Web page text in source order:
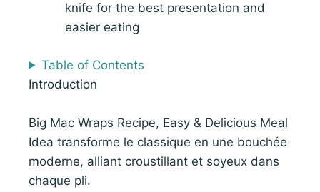
knife for the best presentation and
easier eating
Table of Contents
Introduction
Big Mac Wraps Recipe, Easy & Delicious Meal
Idea transforme le classique en une bouchée
moderne, alliant croustillant et soyeux dans
chaque pli.